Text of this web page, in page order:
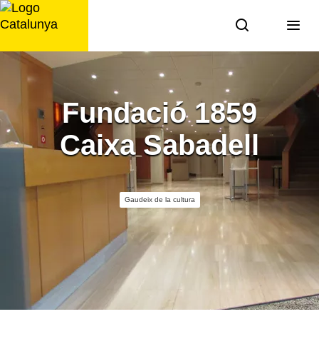
Saltar
al
Fundació 1859
Caixa Sabadell
Gaudeix de la cultura